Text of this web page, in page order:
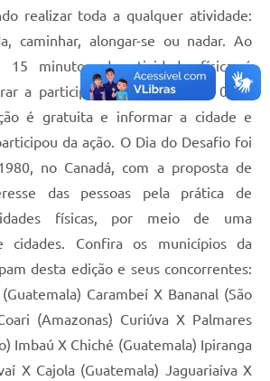
realizar toda a qualquer atividade:
caminhar, alongar-se ou nadar. Ao
15 minutos de atividade física é
a participação pelo telefone 0800
é gratuita e informar a cidade e
da ação. O Dia do Desafio foi
no Canadá, com a proposta de
das pessoas pela prática de
físicas, por meio de uma
cidades. Confira os municípios da
desta edição e seus concorrentes:
Carambeí X Bananal (São
(Amazonas) Curiúva X Palmares
Imbaú X Chiché (Guatemala) Ipiranga
X Cajola (Guatemala) Jaguariaíva X